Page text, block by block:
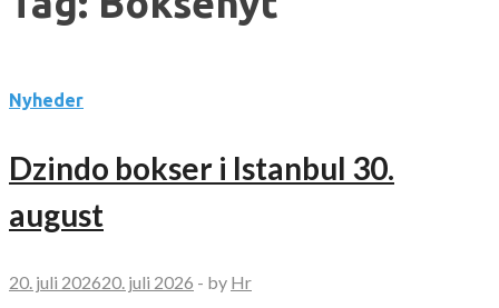
Nyheder
Dzindo bokser i Istanbul 30.
august
20. juli 202620. juli 2026 - by Hr